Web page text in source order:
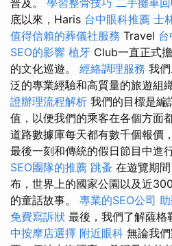
普及。 學習整骨技巧 二手攤車
底以來，Haris 台中眼科推薦 士
值得信賴的葬儀社服務 Travel
SEO的影響 植牙 Club一直正式
的文化巡遊。 經絡調理服務 我
泛的專業經驗和高質量的旅遊組
證辦理流程解析 我們的目標是編
值，以便我們的乘客在各個方面
道路數據庫每天都有數千個報價
最後一刻和傳統的假日節目中進
SEO團隊的推薦 跳蚤 在遊覽期
布，世界上的國家公園以及近
的童話故事。 專業的SEO公司
免費寫訴狀 最後，我們了解薩格
中按摩店選擇 附近眼科 無論我